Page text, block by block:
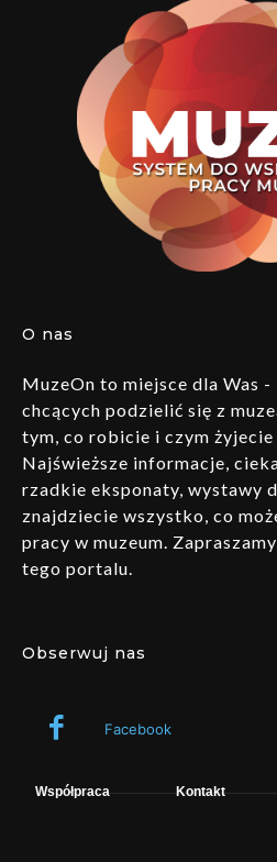
O nas
MuzeOn to miejsce dla Was
chcących podzielić się z
tym, co robicie i czym żyjecie
Najświeższe informacje,
rzadkie eksponaty, wystawy
znajdziecie wszystko, co
pracy w muzeum.
tego portalu.
Obserwuj nas
Facebook
Współpraca Kontakt